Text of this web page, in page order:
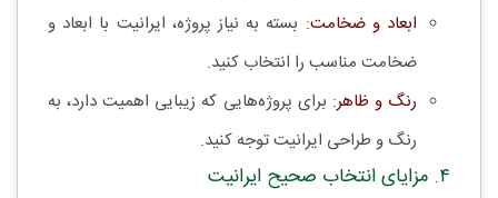
ابعاد و ضخامت: بسته به نیاز پروژه، ایرانیت با ابعاد و
ضخامت مناسب را انتخاب کنید.
رنگ و ظاهر: برای پروژه‌هایی که زیبایی اهمیت دارد، به
رنگ و طراحی ایرانیت توجه کنید.
۴. مزایای انتخاب صحیح ایرانیت